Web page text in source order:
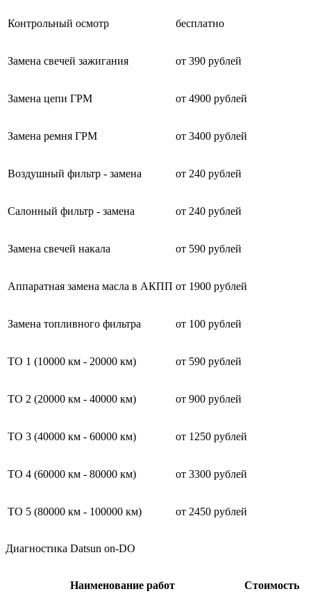
Контрольный осмотр бесплатно
Замена свечей зажигания от 390 рублей
Замена цепи ГРМ от 4900 рублей
Замена ремня ГРМ от 3400 рублей
Воздушный фильтр - замена от 240 рублей
Салонный фильтр - замена от 240 рублей
Замена свечей накала от 590 рублей
Аппаратная замена масла в АКПП от 1900 рублей
Замена топливного фильтра от 100 рублей
ТО 1 (10000 км - 20000 км) от 590 рублей
ТО 2 (20000 км - 40000 км) от 900 рублей
ТО 3 (40000 км - 60000 км) от 1250 рублей
ТО 4 (60000 км - 80000 км) от 3300 рублей
ТО 5 (80000 км - 100000 км) от 2450 рублей
Диагностика Datsun on-DO
Наименование работ Стоимость